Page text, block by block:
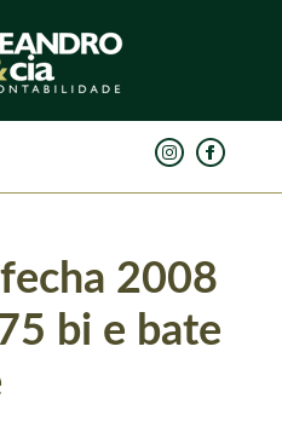
2008
bi e bate